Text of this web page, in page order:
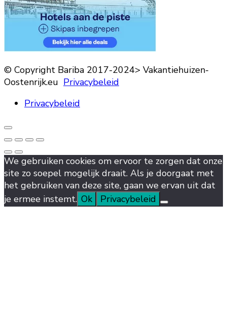
© Copyright Bariba 2017-2024> Vakantiehuizen-
Oostenrijk.eu Privacybeleid
Privacybeleid
We gebruiken cookies om ervoor te zorgen dat onze
site zo soepel mogelijk draait. Als je doorgaat met
het gebruiken van deze site, gaan we ervan uit dat
je ermee instemt. Ok Privacybeleid